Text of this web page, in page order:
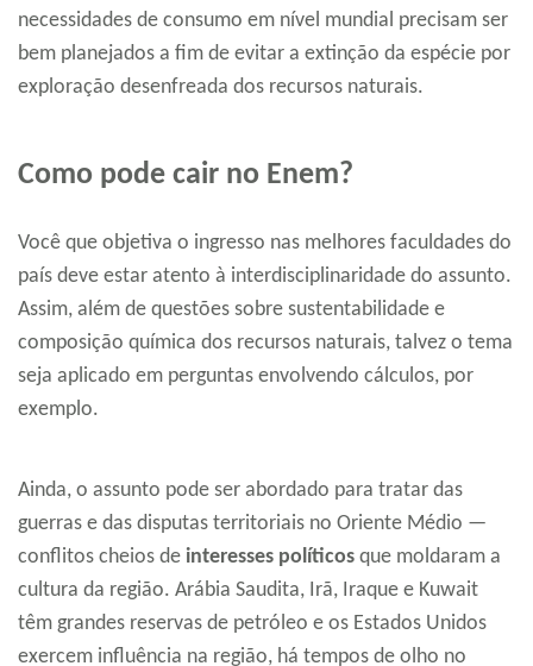
necessidades de consumo em nível mundial precisam ser
bem planejados a fim de evitar a extinção da espécie por
exploração desenfreada dos recursos naturais.
Como pode cair no Enem?
Você que objetiva o ingresso nas melhores faculdades do
país deve estar atento à interdisciplinaridade do assunto.
Assim, além de questões sobre sustentabilidade e
composição química dos recursos naturais, talvez o tema
seja aplicado em perguntas envolvendo cálculos, por
exemplo.
Ainda, o assunto pode ser abordado para tratar das
guerras e das disputas territoriais no Oriente Médio —
conflitos cheios de interesses políticos que moldaram a
cultura da região. Arábia Saudita, Irã, Iraque e Kuwait
têm grandes reservas de petróleo e os Estados Unidos
exercem influência na região, há tempos de olho no